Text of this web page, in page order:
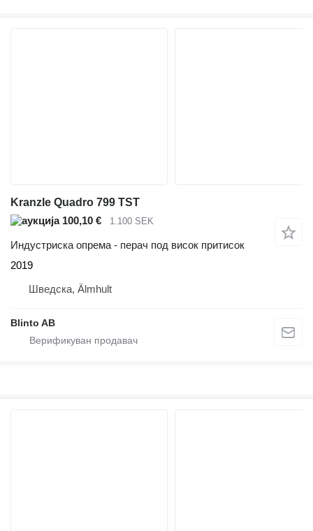
Kranzle Quadro 799 TST
100,10 €
1.100 SEK
Индустриска опрема - перач под висок притисок
2019
Шведска, Älmhult
Blinto AB